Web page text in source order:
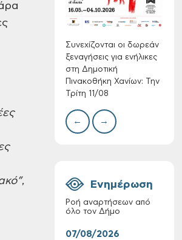
,
Πινακοθήκη Χανίων:
Την Τρίτη 11/08
08-2026
Συνεχίζονται οι δωρεάν
ξεναγήσεις για ενήλικες
στη Δημοτική
Πινακοθήκη Χανίων: Την
Τρίτη 11/08
← →
Ενημέρωση
Ροή αναρτήσεων από
όλο τον Δήμο
07/08/2026